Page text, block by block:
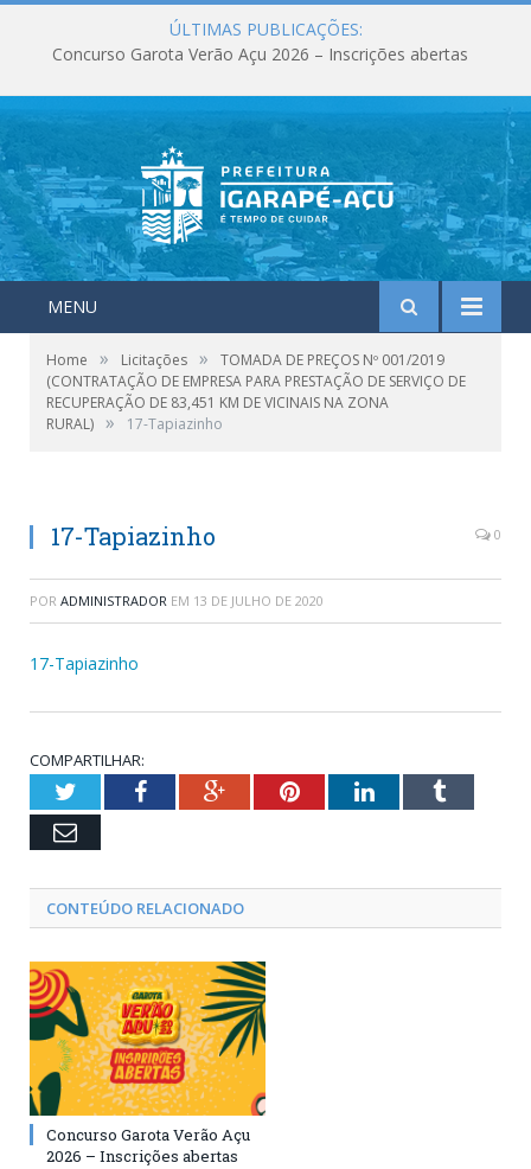
ÚLTIMAS PUBLICAÇÕES:
Concurso Garota Verão Açu 2026 – Inscrições abertas
MENU
Home » Licitações »
TOMADA DE PREÇOS Nº 001/2019
(CONTRATAÇÃO DE EMPRESA PARA PRESTAÇÃO DE SERVIÇO DE
RECUPERAÇÃO DE 83,451 KM DE VICINAIS NA ZONA
RURAL) » 17-Tapiazinho
17-Tapiazinho 0
POR ADMINISTRADOR EM 13 DE JULHO DE 2020
17-Tapiazinho
COMPARTILHAR:
TwitterFacebookGoogle+PinterestLinkedInTumblr
Email
CONTEÚDO RELACIONADO
Concurso Garota Verão Açu
2026 – Inscrições abertas